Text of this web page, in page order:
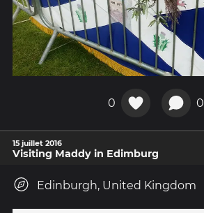
0 0
15 juillet 2016
Visiting Maddy in Edimburg
Edinburgh, United Kingdom